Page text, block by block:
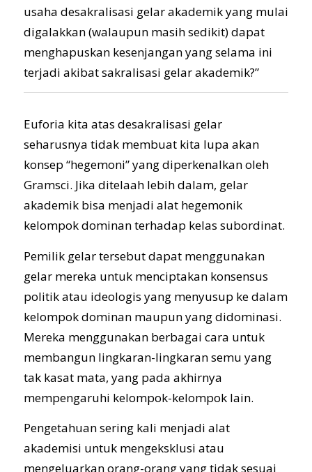
usaha desakralisasi gelar akademik yang mulai
digalakkan (walaupun masih sedikit) dapat
menghapuskan kesenjangan yang selama ini
terjadi akibat sakralisasi gelar akademik?”
Euforia kita atas desakralisasi gelar
seharusnya tidak membuat kita lupa akan
konsep “hegemoni” yang diperkenalkan oleh
Gramsci. Jika ditelaah lebih dalam, gelar
akademik bisa menjadi alat hegemonik
kelompok dominan terhadap kelas subordinat.
Pemilik gelar tersebut dapat menggunakan
gelar mereka untuk menciptakan konsensus
politik atau ideologis yang menyusup ke dalam
kelompok dominan maupun yang didominasi.
Mereka menggunakan berbagai cara untuk
membangun lingkaran-lingkaran semu yang
tak kasat mata, yang pada akhirnya
mempengaruhi kelompok-kelompok lain.
Pengetahuan sering kali menjadi alat
akademisi untuk mengeksklusi atau
mengeluarkan orang-orang yang tidak sesuai